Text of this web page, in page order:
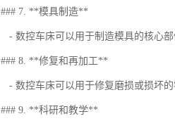
### 7. **模具制造**
- 数控车床可以用于制造模具的核心
### 8. **修复和再加工**
- 数控车床可以用于修复磨损或损坏
### 9. **科研和教学**